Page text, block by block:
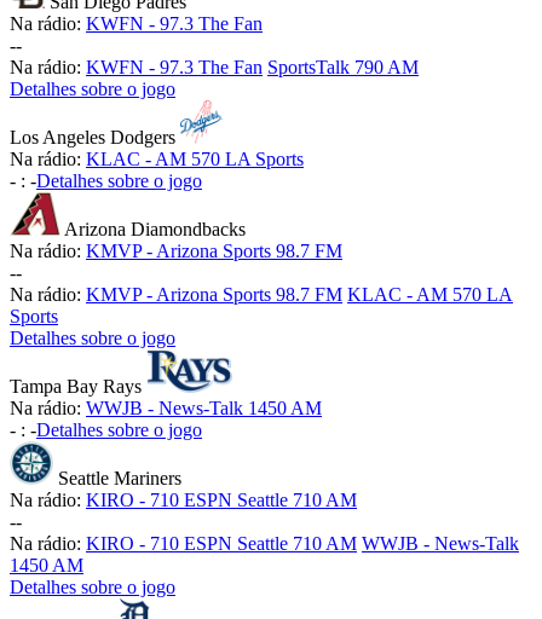
Na rádio: KWFN - 97.3 The Fan
--
Na rádio: KWFN - 97.3 The Fan SportsTalk 790 AM
Detalhes sobre o jogo
Los Angeles Dodgers
Na rádio: KLAC - AM 570 LA Sports
- : -Detalhes sobre o jogo
Arizona Diamondbacks
Na rádio: KMVP - Arizona Sports 98.7 FM
--
Na rádio: KMVP - Arizona Sports 98.7 FM KLAC - AM 570 LA
Sports
Detalhes sobre o jogo
Tampa Bay Rays
Na rádio: WWJB - News-Talk 1450 AM
- : -Detalhes sobre o jogo
Seattle Mariners
Na rádio: KIRO - 710 ESPN Seattle 710 AM
--
Na rádio: KIRO - 710 ESPN Seattle 710 AM WWJB - News-Talk
1450 AM
Detalhes sobre o jogo